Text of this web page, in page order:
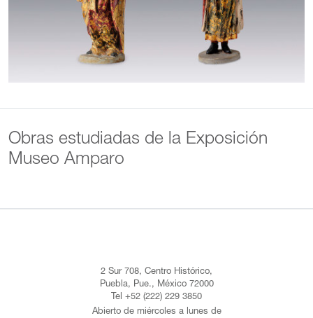
Obras estudiadas de la Exposición
Museo Amparo
2 Sur 708, Centro Histórico,
Puebla, Pue., México 72000
Tel +52 (222) 229 3850
Abierto de miércoles a lunes de